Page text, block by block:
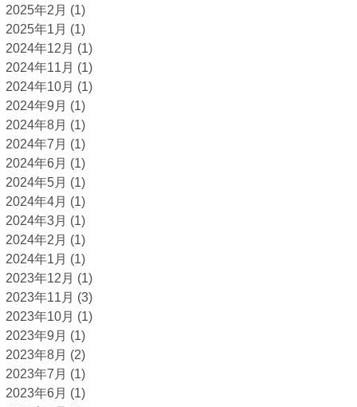
2025年2月 (1)
2025年1月 (1)
2024年12月 (1)
2024年11月 (1)
2024年10月 (1)
2024年9月 (1)
2024年8月 (1)
2024年7月 (1)
2024年6月 (1)
2024年5月 (1)
2024年4月 (1)
2024年3月 (1)
2024年2月 (1)
2024年1月 (1)
2023年12月 (1)
2023年11月 (3)
2023年10月 (1)
2023年9月 (1)
2023年8月 (2)
2023年7月 (1)
2023年6月 (1)